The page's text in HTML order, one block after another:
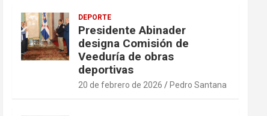
DEPORTE
Presidente Abinader
designa Comisión de
Veeduría de obras
deportivas
20 de febrero de 2026 Pedro Santana